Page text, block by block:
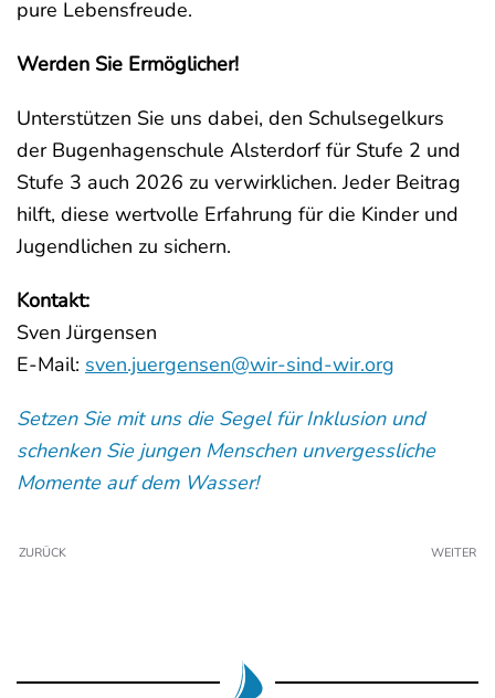
pure Lebensfreude.
Werden Sie Ermöglicher!
Unterstützen Sie uns dabei, den Schulsegelkurs
der Bugenhagenschule Alsterdorf für Stufe 2 und
Stufe 3 auch 2026 zu verwirklichen. Jeder Beitrag
hilft, diese wertvolle Erfahrung für die Kinder und
Jugendlichen zu sichern.
Kontakt:
Sven Jürgensen
E-Mail: sven.juergensen@wir-sind-wir.org
Setzen Sie mit uns die Segel für Inklusion und
schenken Sie jungen Menschen unvergessliche
Momente auf dem Wasser!
ZURÜCK WEITER